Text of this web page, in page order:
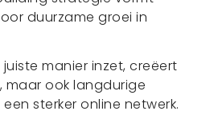
duurzame groei in
manier inzet, creëert
maar ook langdurige
sterker online netwerk.